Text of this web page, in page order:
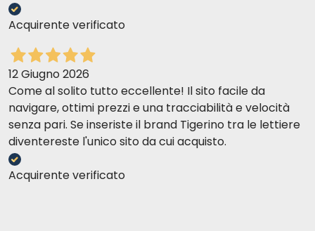
Acquirente verificato
12 Giugno 2026
Come al solito tutto eccellente! Il sito facile da
navigare, ottimi prezzi e una tracciabilità e velocità
senza pari. Se inseriste il brand Tigerino tra le lettiere
diventereste l'unico sito da cui acquisto.
Acquirente verificato